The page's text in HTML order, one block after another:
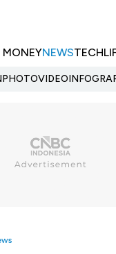
MONEYNEWSTECH
PHOTOVIDEO